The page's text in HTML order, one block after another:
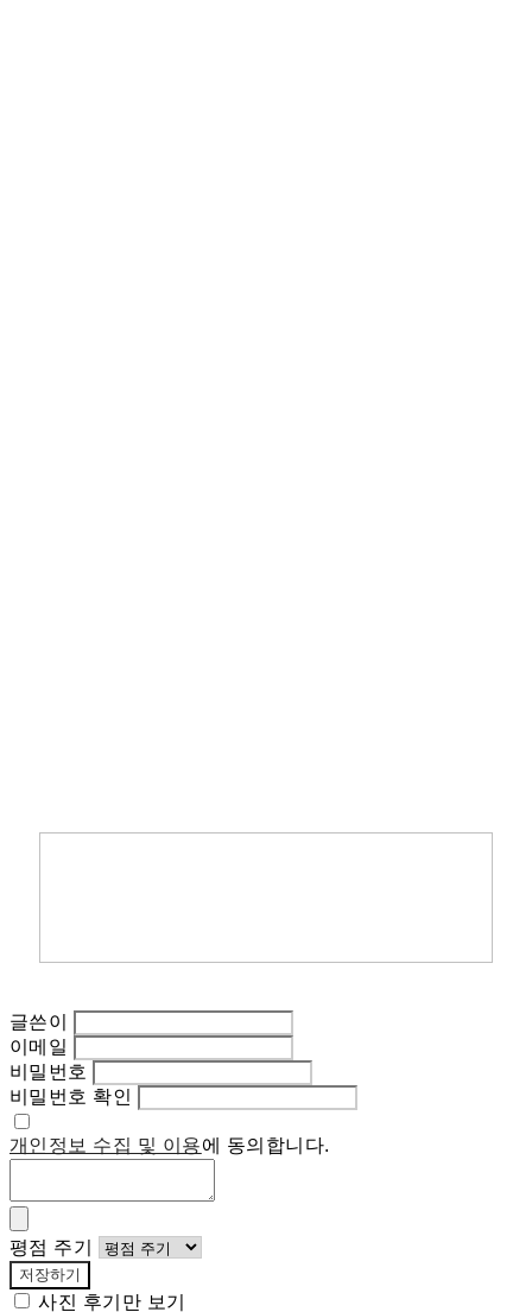
글쓴이
이메일
비밀번호
비밀번호 확인
개인정보 수집 및 이용에 동의합니다.
평점 주기
저장하기
사진 후기만 보기